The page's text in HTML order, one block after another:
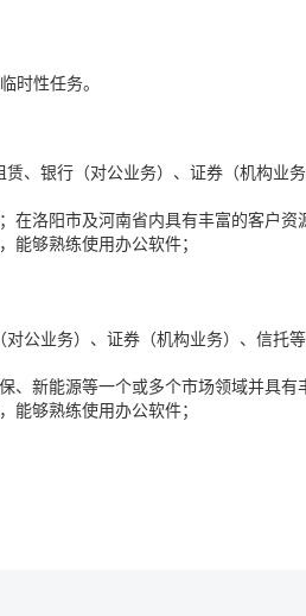
时性任务。
、银行（对公业务）、证券（机构业
洛阳市及河南省内具有丰富的客户资
能够熟练使用办公软件；
公业务）、证券（机构业务）、信托
新能源等一个或多个市场领域并具有
能够熟练使用办公软件；